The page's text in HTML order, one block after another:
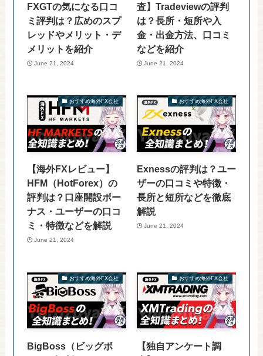
FXGTの気になる口コ
ミ評判は？広めのスプ
レッドやメリット・デ
メリットを紹介
June 21, 2024
査】Tradeviewの評判
は？長所・短所や入
金・出金方法、口コミ
などを紹介
June 21, 2024
おすすめ海外FX会社
【海外FXレビュー】
HFM（HotForex）の
評判は？口座開設ボー
ナス・ユーザーの口コ
ミ・特徴などを解説
June 21, 2024
おすすめ海外FX会社
Exnessの評判は？ユー
ザーの口コミや特徴・
長所と短所などを徹底
解説
June 21, 2024
おすすめ海外FX会社
BigBoss（ビッグボ
おすすめ海外FX会社
【独自アンケート調